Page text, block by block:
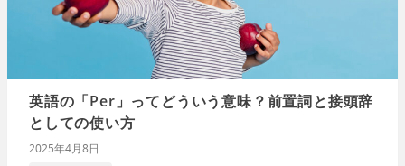
英語の「Per」ってどういう意味？前置詞と接頭辞
としての使い方
2025年4月8日